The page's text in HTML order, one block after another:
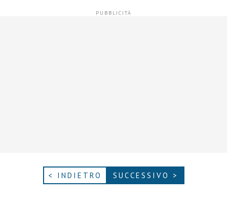
< INDIETRO SUCCESSIVO >